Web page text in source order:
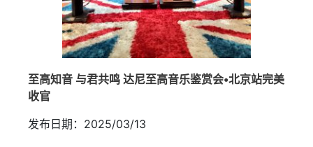
至高知音 与君共鸣 达尼至高音乐鉴赏会•北京站完美
收官
发布日期：2025/03/13